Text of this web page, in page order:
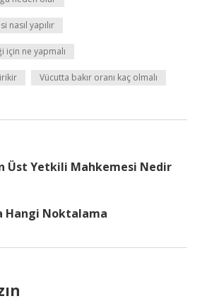
nasıl yapılır
için ne yapmalı
Vücutta bakır oranı kaç olmalı
Üst Yetkili Mahkemesi Nedir
Hangi Noktalama